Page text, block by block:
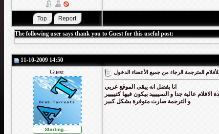
The following user says thank you to Guest for this useful post:
11-10-2009 14:50
Guest
المترجمة الرجاء من جميع الأعضاء الدخول
انا بفضل انه يبقى الموقع عربي
الافلام عالية جدا و السييييد بيكون فيها كتيييير
و الترجمة صارت متوفرة بشكل كبير